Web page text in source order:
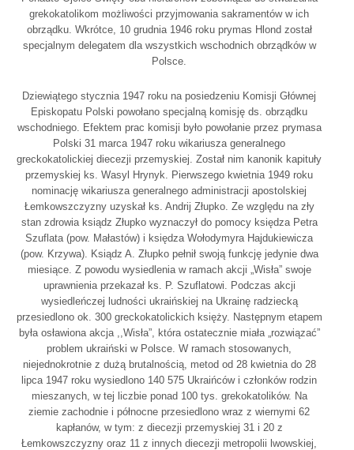
grekokatolikom możliwości przyjmowania sakramentów w ich
obrządku. Wkrótce, 10 grudnia 1946 roku prymas Hlond został
specjalnym delegatem dla wszystkich wschodnich obrządków w
Polsce.
Dziewiątego stycznia 1947 roku na posiedzeniu Komisji Głównej
Episkopatu Polski powołano specjalną komisję ds. obrządku
wschodniego. Efektem prac komisji było powołanie przez prymasa
Polski 31 marca 1947 roku wikariusza generalnego
greckokatolickiej diecezji przemyskiej. Został nim kanonik kapituły
przemyskiej ks. Wasyl Hrynyk. Pierwszego kwietnia 1949 roku
nominację wikariusza generalnego administracji apostolskiej
Łemkowszczyzny uzyskał ks. Andrij Złupko. Ze względu na zły
stan zdrowia ksiądz Złupko wyznaczył do pomocy księdza Petra
Szuflata (pow. Małastów) i księdza Wołodymyra Hajdukiewicza
(pow. Krzywa). Ksiądz A. Złupko pełnił swoją funkcję jedynie dwa
miesiące. Z powodu wysiedlenia w ramach akcji „Wisła” swoje
uprawnienia przekazał ks. P. Szuflatowi. Podczas akcji
wysiedleńczej ludności ukraińskiej na Ukrainę radziecką
przesiedlono ok. 300 greckokatolickich księży. Następnym etapem
była osławiona akcja ,,Wisła”, która ostatecznie miała „rozwiązać”
problem ukraiński w Polsce. W ramach stosowanych,
niejednokrotnie z dużą brutalnością, metod od 28 kwietnia do 28
lipca 1947 roku wysiedlono 140 575 Ukraińców i członków rodzin
mieszanych, w tej liczbie ponad 100 tys. grekokatolików. Na
ziemie zachodnie i północne przesiedlono wraz z wiernymi 62
kapłanów, w tym: z diecezji przemyskiej 31 i 20 z
Łemkowszczyzny oraz 11 z innych diecezji metropolii lwowskiej,